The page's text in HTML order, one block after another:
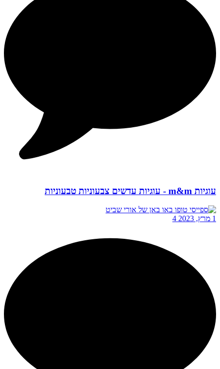
עוגיות m&m - עוגיות עדשים צבעוניות טבעוניות
1 מרץ, 2023 4